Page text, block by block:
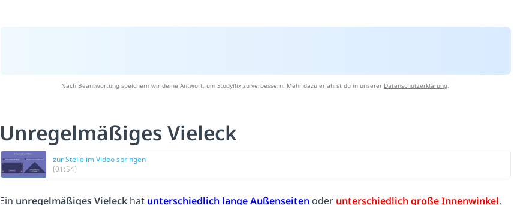
Nach Beantwortung speichern wir deine Antwort, um Studyflix zu verbessern. Mehr dazu erfährst du in unserer Datenschutzerklärung.
Unregelmäßiges Vieleck
zur Stelle im Video springen
(01:54)
Ein unregelmäßiges Vieleckhat unterschiedlich lange Außenseiten oder unterschiedlich große Innenwinkel.